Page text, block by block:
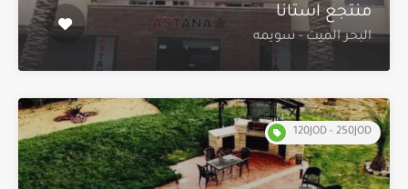
منتجع استانا
البحر الميت - سويمه
120JOD - 250JOD